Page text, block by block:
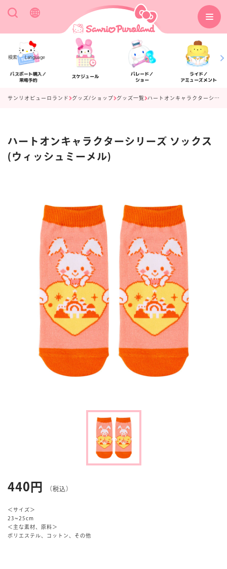
検索 Language
パスポート購入／
来場予約
スケジュール
パレード／
ショー
ライド／
アミューズメント
アクセス フロアマップ
楽しみ方 サービスガイド
よくあるご質問 ニュース
サンリオピューロランド グッズ/ショップ グッズ一覧 ハートオンキャラクターシリーズ ソックス(ウィッシュミーメル)
ハートオンキャラクターシリーズ ソックス
(ウィッシュミーメル)
440円 （税込）
＜サイズ＞
23~25cm
＜主な素材、原料＞
ポリエステル、コットン、その他